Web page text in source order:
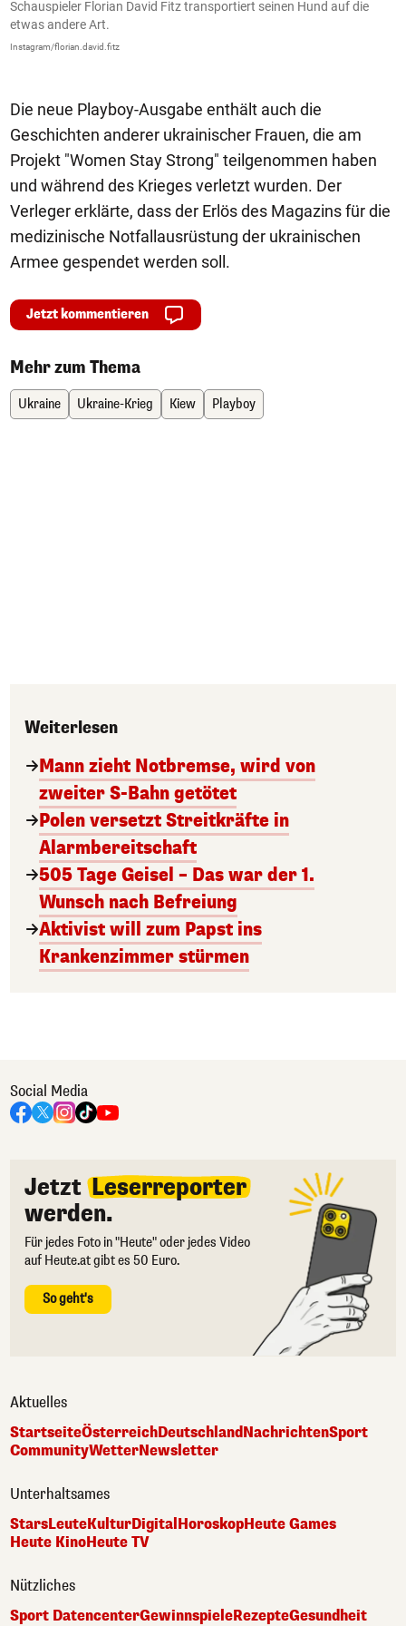
Schauspieler Florian David Fitz transportiert seinen Hund auf die
etwas andere Art.
Instagram/florian.david.fitz
Die neue Playboy-Ausgabe enthält auch die
Geschichten anderer ukrainischer Frauen, die am
Projekt "Women Stay Strong" teilgenommen haben
und während des Krieges verletzt wurden. Der
Verleger erklärte, dass der Erlös des Magazins für die
medizinische Notfallausrüstung der ukrainischen
Armee gespendet werden soll.
Jetzt kommentieren
Mehr zum Thema
Ukraine Ukraine-Krieg Kiew Playboy
Weiterlesen
Mann zieht Notbremse, wird von
zweiter S-Bahn getötet
Polen versetzt Streitkräfte in
Alarmbereitschaft
505 Tage Geisel – Das war der 1.
Wunsch nach Befreiung
Aktivist will zum Papst ins
Krankenzimmer stürmen
Social Media
Jetzt Leserreporter
werden.
Für jedes Foto in "Heute" oder jedes Video
auf Heute.at gibt es 50 Euro.
So geht's
Aktuelles
StartseiteÖsterreichDeutschlandNachrichtenSport
CommunityWetterNewsletter
Unterhaltsames
StarsLeuteKulturDigital HoroskopHeute Games
Heute KinoHeute TV
Nützliches
Sport DatencenterGewinnspieleRezepteGesundheit